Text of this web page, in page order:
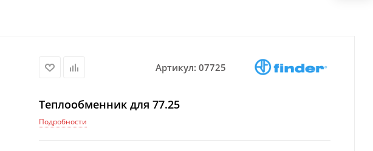
Артикул: 07725
Теплообменник для 77.25
Подробности